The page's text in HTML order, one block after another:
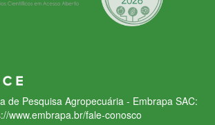
de Pesquisa Agropecuária - Embrapa SAC:
www.embrapa.br/fale-conosco